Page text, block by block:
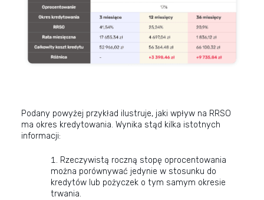
Podany powyżej przykład ilustruje, jaki wpływ na RRSO
ma okres kredytowania. Wynika stąd kilka istotnych
informacji:
Rzeczywistą roczną stopę oprocentowania
można porównywać jedynie w stosunku do
kredytów lub pożyczek o tym samym okresie
trwania.